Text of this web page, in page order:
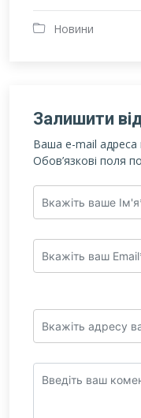
Новини
Залишити
Ваша e-mail
Обов’язкові поля